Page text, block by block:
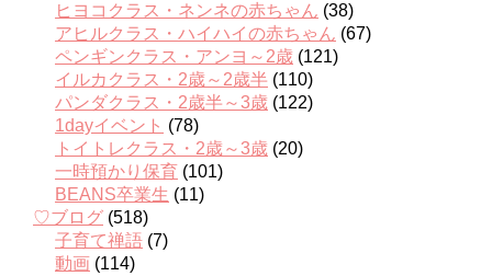
ヒヨコクラス・ネンネの赤ちゃん (38)
アヒルクラス・ハイハイの赤ちゃん (67)
ペンギンクラス・アンヨ～2歳 (121)
イルカクラス・2歳～2歳半 (110)
パンダクラス・2歳半～3歳 (122)
1dayイベント (78)
トイトレクラス・2歳～3歳 (20)
一時預かり保育 (101)
BEANS卒業生 (11)
♡ブログ (518)
子育て禅語 (7)
動画 (114)